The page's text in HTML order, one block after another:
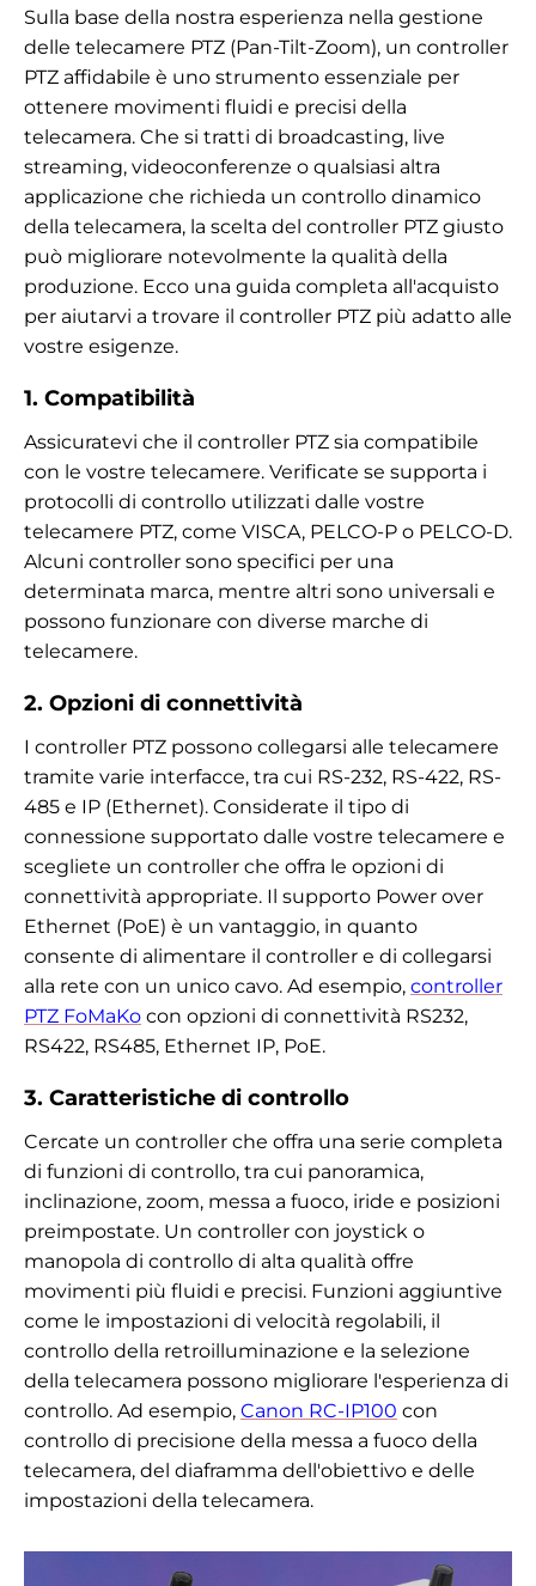
Sulla base della nostra esperienza nella gestione
delle telecamere PTZ (Pan-Tilt-Zoom), un controller
PTZ affidabile è uno strumento essenziale per
ottenere movimenti fluidi e precisi della
telecamera. Che si tratti di broadcasting, live
streaming, videoconferenze o qualsiasi altra
applicazione che richieda un controllo dinamico
della telecamera, la scelta del controller PTZ giusto
può migliorare notevolmente la qualità della
produzione. Ecco una guida completa all'acquisto
per aiutarvi a trovare il controller PTZ più adatto alle
vostre esigenze.
1. Compatibilità
Assicuratevi che il controller PTZ sia compatibile
con le vostre telecamere. Verificate se supporta i
protocolli di controllo utilizzati dalle vostre
telecamere PTZ, come VISCA, PELCO-P o PELCO-D.
Alcuni controller sono specifici per una
determinata marca, mentre altri sono universali e
possono funzionare con diverse marche di
telecamere.
2. Opzioni di connettività
I controller PTZ possono collegarsi alle telecamere
tramite varie interfacce, tra cui RS-232, RS-422, RS-
485 e IP (Ethernet). Considerate il tipo di
connessione supportato dalle vostre telecamere e
scegliete un controller che offra le opzioni di
connettività appropriate. Il supporto Power over
Ethernet (PoE) è un vantaggio, in quanto
consente di alimentare il controller e di collegarsi
alla rete con un unico cavo. Ad esempio, controller
PTZ FoMaKo con opzioni di connettività RS232,
RS422, RS485, Ethernet IP, PoE.
3. Caratteristiche di controllo
Cercate un controller che offra una serie completa
di funzioni di controllo, tra cui panoramica,
inclinazione, zoom, messa a fuoco, iride e posizioni
preimpostate. Un controller con joystick o
manopola di controllo di alta qualità offre
movimenti più fluidi e precisi. Funzioni aggiuntive
come le impostazioni di velocità regolabili, il
controllo della retroilluminazione e la selezione
della telecamera possono migliorare l'esperienza di
controllo. Ad esempio, Canon RC-IP100 con
controllo di precisione della messa a fuoco della
telecamera, del diaframma dell'obiettivo e delle
impostazioni della telecamera.